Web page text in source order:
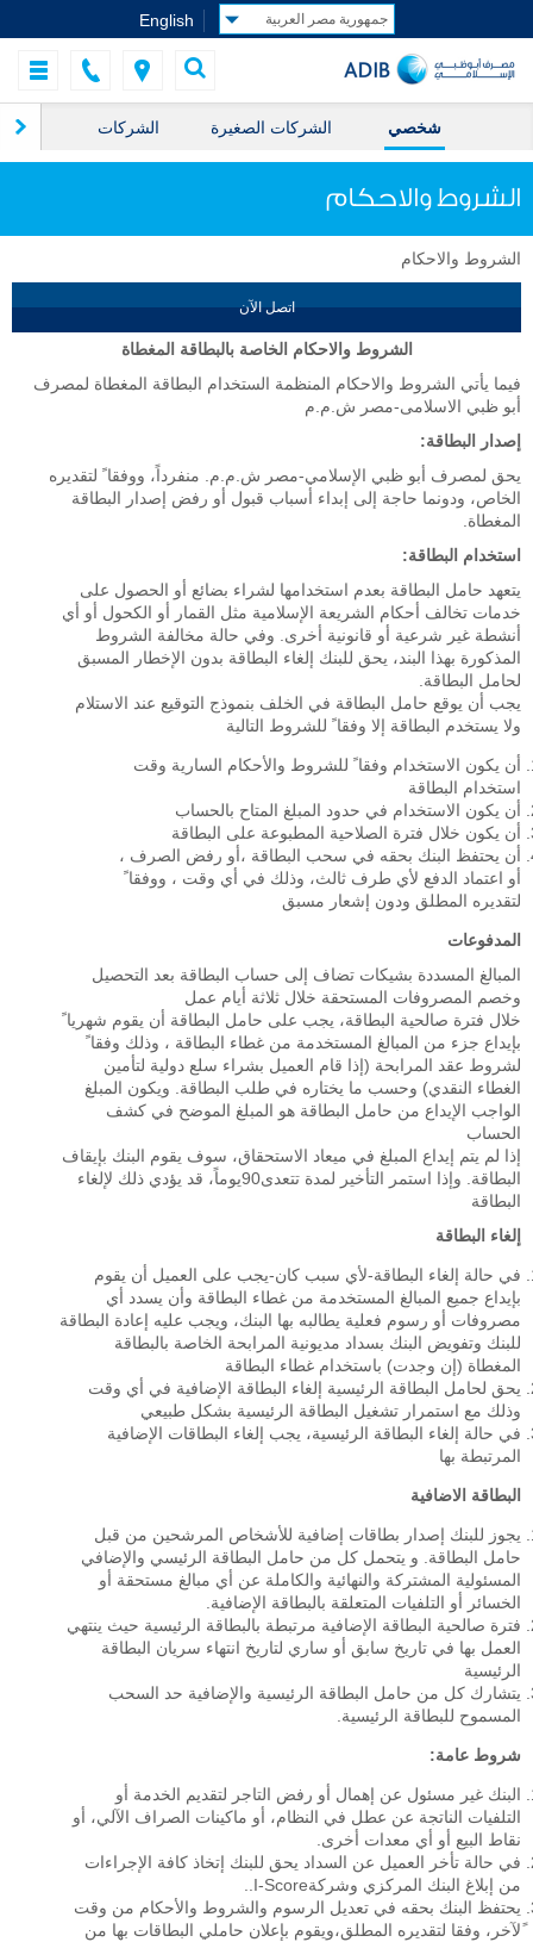
English
الشركات الشركات الصغيرة شخصي
الشروط والاحكام
الشروط والاحكام
اتصل الآن
الشروط والاحكام الخاصة بالبطاقة المغطاة
فيما يأتي الشروط والاحكام المنظمة الستخدام البطاقة المغطاة لمصرف
أبو ظبي الاسلامى-مصر ش.م.م
إصدار البطاقة:
يحق لمصرف أبو ظبي الإسلامي-مصر ش.م.م. منفرداً، ووفقا ً لتقديره
الخاص، ودونما حاجة إلى إبداء أسباب قبول أو رفض إصدار البطاقة
المغطاة.
استخدام البطاقة:
يتعهد حامل البطاقة بعدم استخدامها لشراء بضائع أو الحصول على
خدمات تخالف أحكام الشريعة الإسلامية مثل القمار أو الكحول أو أي
أنشطة غير شرعية أو قانونية أخرى. وفي حالة مخالفة الشروط
المذكورة بهذا البند، يحق للبنك إلغاء البطاقة بدون الإخطار المسبق
لحامل البطاقة.
يجب أن يوقع حامل البطاقة في الخلف بنموذج التوقيع عند الاستلام
ولا يستخدم البطاقة إلا وفقا ً للشروط التالية
أن يكون الاستخدام وفقا ً للشروط والأحكام السارية وقت
استخدام البطاقة
أن يكون الاستخدام في حدود المبلغ المتاح بالحساب
أن يكون خلال فترة الصلاحية المطبوعة على البطاقة
أن يحتفظ البنك بحقه في سحب البطاقة ،أو رفض الصرف ،
أو اعتماد الدفع لأي طرف ثالث، وذلك في أي وقت ، ووفقا ً
لتقديره المطلق ودون إشعار مسبق
المدفوعات
المبالغ المسددة بشيكات تضاف إلى حساب البطاقة بعد التحصيل
وخصم المصروفات المستحقة خلال ثلاثة أيام عمل
خلال فترة صالحية البطاقة، يجب على حامل البطاقة أن يقوم شهريا ً
بإيداع جزء من المبالغ المستخدمة من غطاء البطاقة ، وذلك وفقا ً
لشروط عقد المرابحة (إذا قام العميل بشراء سلع دولية لتأمين
الغطاء النقدي) وحسب ما يختاره في طلب البطاقة. ويكون المبلغ
الواجب الإيداع من حامل البطاقة هو المبلغ الموضح في كشف
الحساب
إذا لم يتم إيداع المبلغ في ميعاد الاستحقاق، سوف يقوم البنك بإيقاف
البطاقة. وإذا استمر التأخير لمدة تتعدى90يوماً، قد يؤدي ذلك لإلغاء
البطاقة
إلغاء البطاقة
في حالة إلغاء البطاقة-لأي سبب كان-يجب على العميل أن يقوم
بإيداع جميع المبالغ المستخدمة من غطاء البطاقة وأن يسدد أي
مصروفات أو رسوم فعلية يطالبه بها البنك، ويجب عليه إعادة البطاقة
للبنك وتفويض البنك بسداد مديونية المرابحة الخاصة بالبطاقة
المغطاة (إن وجدت) باستخدام غطاء البطاقة
يحق لحامل البطاقة الرئيسية إلغاء البطاقة الإضافية في أي وقت
وذلك مع استمرار تشغيل البطاقة الرئيسية بشكل طبيعي
في حالة إلغاء البطاقة الرئيسية، يجب إلغاء البطاقات الإضافية
المرتبطة بها
البطاقة الاضافية
يجوز للبنك إصدار بطاقات إضافية للأشخاص المرشحين من قبل
حامل البطاقة. و يتحمل كل من حامل البطاقة الرئيسي والإضافي
المسئولية المشتركة والنهائية والكاملة عن أي مبالغ مستحقة أو
الخسائر أو التلفيات المتعلقة بالبطاقة الإضافية.
فترة صالحية البطاقة الإضافية مرتبطة بالبطاقة الرئيسية حيث ينتهي
العمل بها في تاريخ سابق أو ساري لتاريخ انتهاء سريان البطاقة
الرئيسية
يتشارك كل من حامل البطاقة الرئيسية والإضافية حد السحب
المسموح للبطاقة الرئيسية.
شروط عامة:
البنك غير مسئول عن إهمال أو رفض التاجر لتقديم الخدمة أو
التلفيات الناتجة عن عطل في النظام، أو ماكينات الصراف الآلي، أو
نقاط البيع أو أي معدات أخرى.
في حالة تأخر العميل عن السداد يحق للبنك إتخاذ كافة الإجراءات
من إبلاغ البنك المركزي وشركةI-Score..
يحتفظ البنك بحقه في تعديل الرسوم والشروط والأحكام من وقت
ًلآخر، وفقا لتقديره المطلق،ويقوم بإعلان حاملي البطاقات بها من